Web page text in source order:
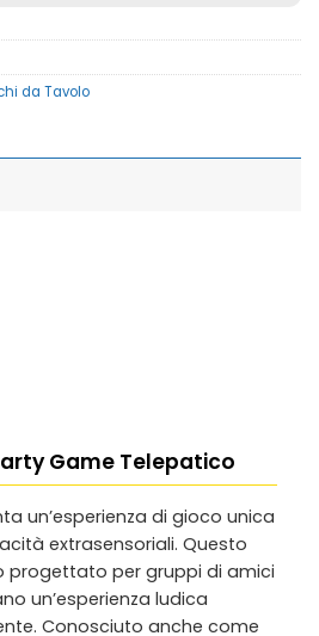
da Tavolo
Game Telepatico
un’esperienza di gioco unica
extrasensoriali. Questo
progettato per gruppi di amici
un’esperienza ludica
Conosciuto anche come